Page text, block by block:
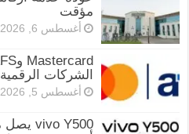
مؤقت
أغسطس 6, 2026
الشركات
أغسطس 5, 2026